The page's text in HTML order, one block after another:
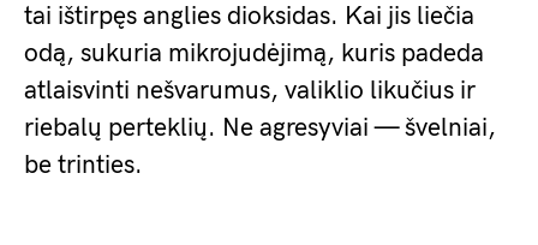
tai ištirpęs anglies dioksidas. Kai jis liečia
odą, sukuria mikrojudėjimą, kuris padeda
atlaisvinti nešvarumus, valiklio likučius ir
riebalų perteklių. Ne agresyviai — švelniai,
be trinties.